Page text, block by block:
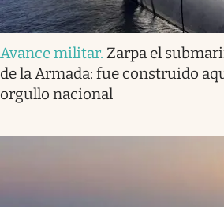
Avance militar. Zarpa el
de la Armada: fue construido
orgullo nacional